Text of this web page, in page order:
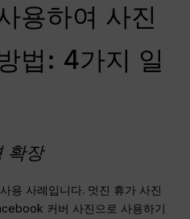
용하여 사진
법: 4가지 일
확장
용 사례입니다. 멋진 휴가 사진
커버 사진으로 사용하기